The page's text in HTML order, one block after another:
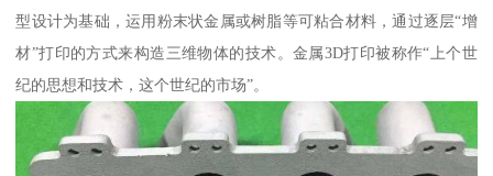
型设计为基础，运用粉末状金属或树脂等可粘合材料，通过逐层“增
材”打印的方式来构造三维物体的技术。金属3D打印被称作“上个世
纪的思想和技术，这个世纪的市场”。